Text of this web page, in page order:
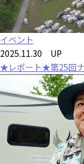
イベント
2025.11.30 UP
★レポート★第25回